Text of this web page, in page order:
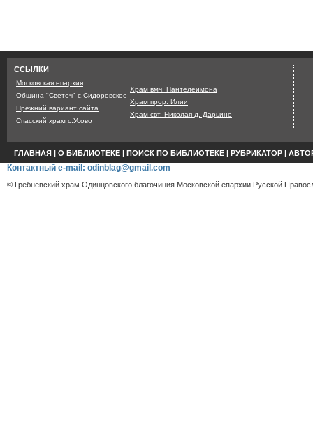
ССЫЛКИ
Московская епархия
Община "Светоч" с.Сидоровское
Прежний вариант сайта
Спасский храм с.Усово
Храм вмч. Пантелеимона
Храм прор. Илии
Храм свт. Николая д. Дарьино
ГЛАВНАЯ | О БИБЛИОТЕКЕ | ПОИСК ПО БИБЛИОТЕКЕ | РУБРИКАТОР |
Контактный e-mail: odinblag@gmail.com
© Гребневский храм Одинцовского благочиния Московской епархии Русской